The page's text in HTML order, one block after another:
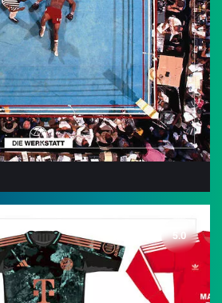
5.0